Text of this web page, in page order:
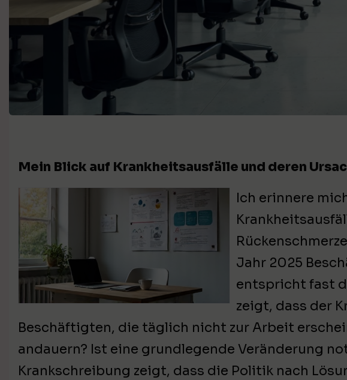
Mein Blick auf Krankheitsausfälle und deren
Ich erinnere
Jahr 2025
entspricht fast
zeigt, dass der
Beschäftigten, die täglich nicht zur Arbeit
andauern? Ist eine grundlegende Veränderung
Krankschreibung zeigt, dass die Politik nach